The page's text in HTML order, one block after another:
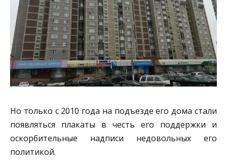
Но только с 2010 года на подъезде его дома стали
появляться плакаты в честь его поддержки и
оскорбительные надписи недовольных его
политикой.